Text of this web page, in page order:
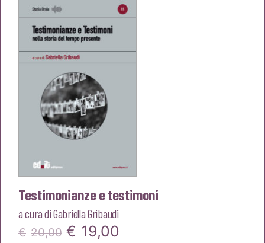
€24,00.
è:
Testimonianze e testimoni
a cura diGabriella Gribaudi
€ 20,00 Il
€ 19,00